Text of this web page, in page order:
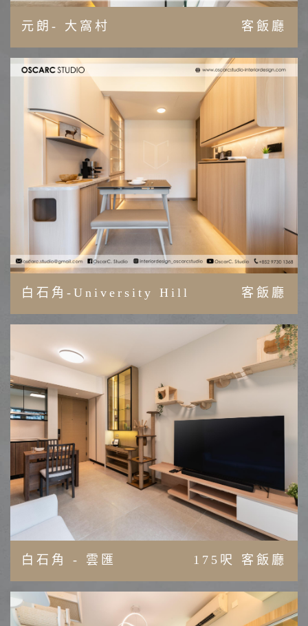
元朗- 大窩村 客飯廳
白石角-University Hill 客飯廳
白石角 - 雲匯 175呎 客飯廳